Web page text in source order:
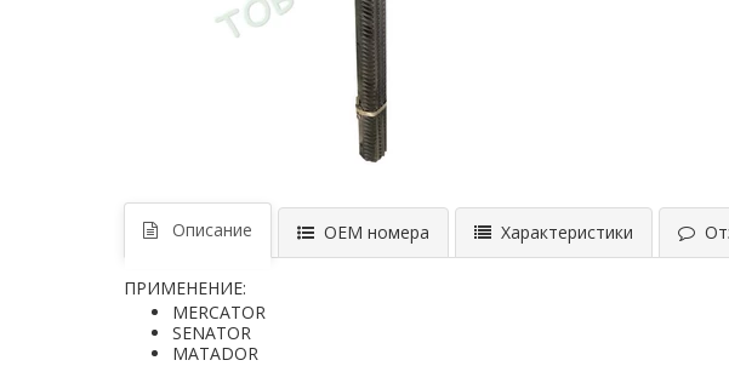
Описание ОЕМ номера Характеристики
ПРИМЕНЕНИЕ:
MERCATOR
SENATOR
MATADOR